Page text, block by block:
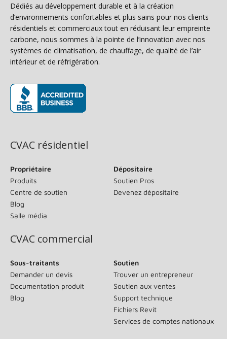
Dédiés au développement durable et à la création
d’environnements confortables et plus sains pour nos clients
résidentiels et commerciaux tout en réduisant leur empreinte
carbone, nous sommes à la pointe de l’innovation avec nos
systèmes de climatisation, de chauffage, de qualité de l’air
intérieur et de réfrigération.
CVAC résidentiel
Propriétaire
Produits
Centre de soutien
Blog
Salle média
Dépositaire
Soutien Pros
Devenez dépositaire
CVAC commercial
Sous-traitants
Demander un devis
Documentation produit
Blog
Soutien
Trouver un entrepreneur
Soutien aux ventes
Support technique
Fichiers Revit
Services de comptes nationaux